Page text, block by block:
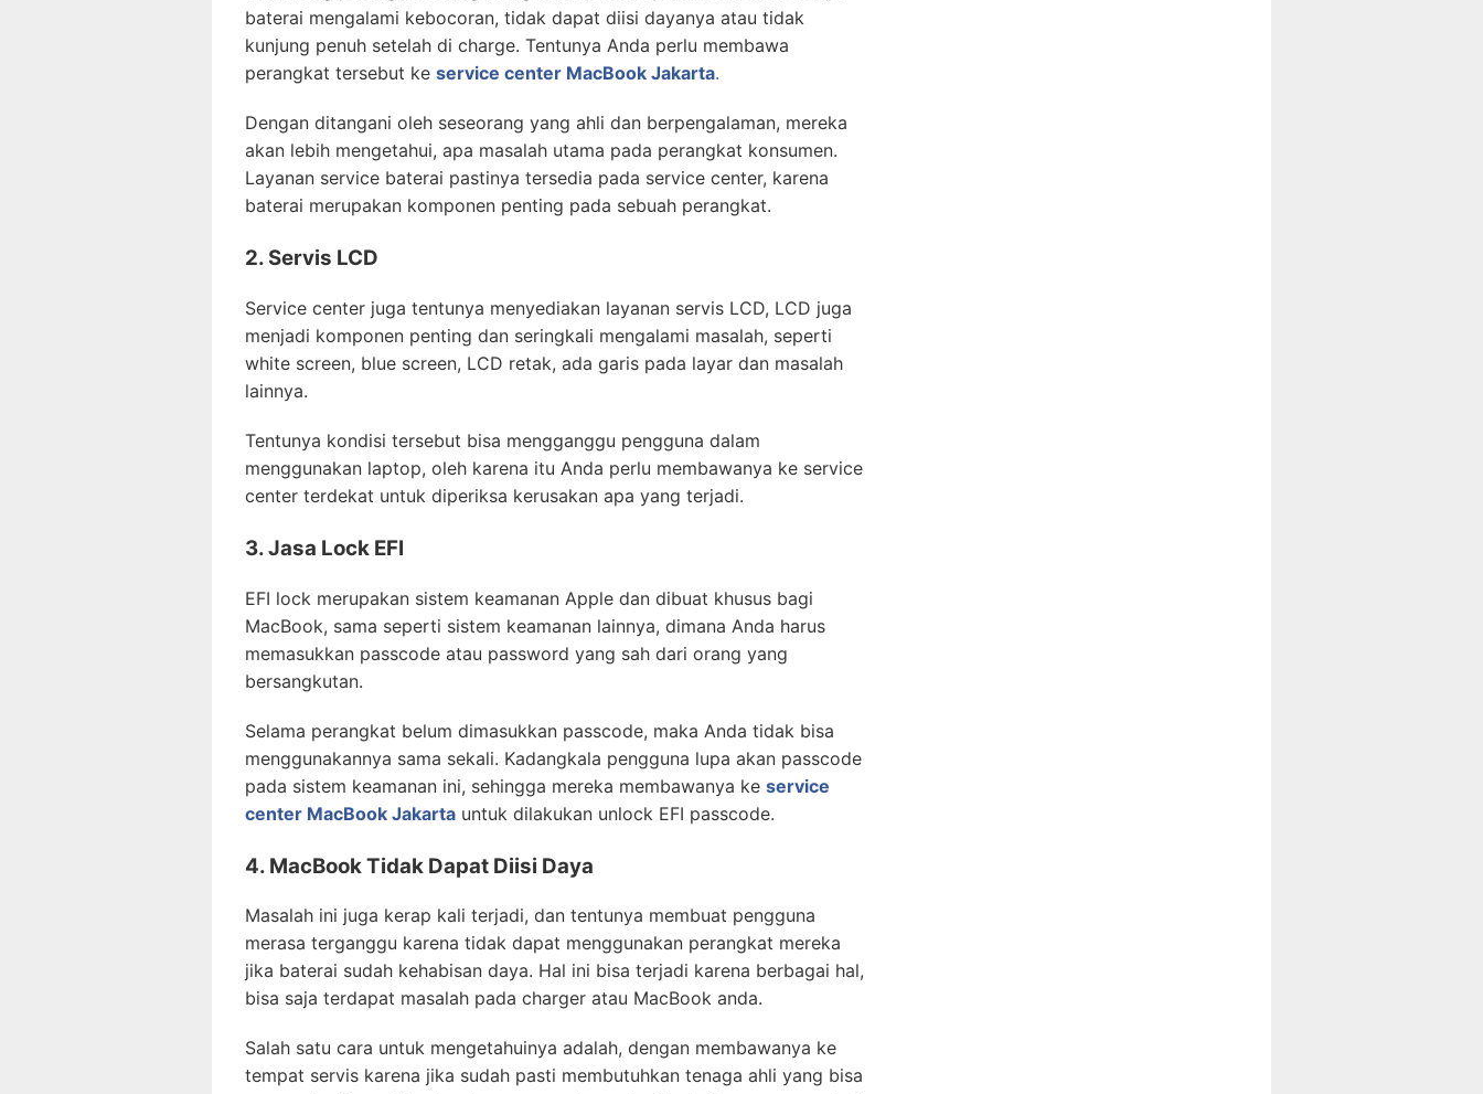
baterai mengalami kebocoran, tidak dapat diisi dayanya atau tidak
kunjung penuh setelah di charge. Tentunya Anda perlu membawa
perangkat tersebut ke service center MacBook Jakarta.
Dengan ditangani oleh seseorang yang ahli dan berpengalaman, mereka
akan lebih mengetahui, apa masalah utama pada perangkat konsumen.
Layanan service baterai pastinya tersedia pada service center, karena
baterai merupakan komponen penting pada sebuah perangkat.
2. Servis LCD
Service center juga tentunya menyediakan layanan servis LCD, LCD juga
menjadi komponen penting dan seringkali mengalami masalah, seperti
white screen, blue screen, LCD retak, ada garis pada layar dan masalah
lainnya.
Tentunya kondisi tersebut bisa mengganggu pengguna dalam
menggunakan laptop, oleh karena itu Anda perlu membawanya ke service
center terdekat untuk diperiksa kerusakan apa yang terjadi.
3. Jasa Lock EFI
EFI lock merupakan sistem keamanan Apple dan dibuat khusus bagi
MacBook, sama seperti sistem keamanan lainnya, dimana Anda harus
memasukkan passcode atau password yang sah dari orang yang
bersangkutan.
Selama perangkat belum dimasukkan passcode, maka Anda tidak bisa
menggunakannya sama sekali. Kadangkala pengguna lupa akan passcode
pada sistem keamanan ini, sehingga mereka membawanya ke service
center MacBook Jakarta untuk dilakukan unlock EFI passcode.
4. MacBook Tidak Dapat Diisi Daya
Masalah ini juga kerap kali terjadi, dan tentunya membuat pengguna
merasa terganggu karena tidak dapat menggunakan perangkat mereka
jika baterai sudah kehabisan daya. Hal ini bisa terjadi karena berbagai hal,
bisa saja terdapat masalah pada charger atau MacBook anda.
Salah satu cara untuk mengetahuinya adalah, dengan membawanya ke
tempat servis karena jika sudah pasti membutuhkan tenaga ahli yang bisa